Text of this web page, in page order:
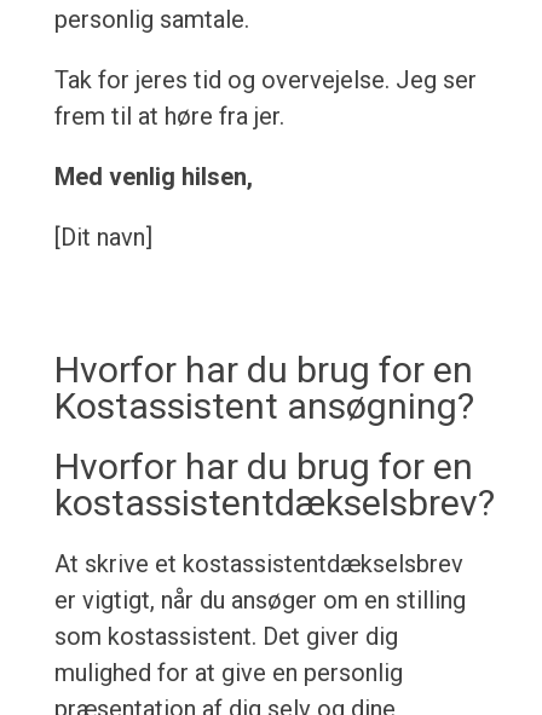
personlig samtale.
Tak for jeres tid og overvejelse. Jeg ser
frem til at høre fra jer.
Med venlig hilsen,
[Dit navn]
Hvorfor har du brug for en
Kostassistent ansøgning?
Hvorfor har du brug for en
kostassistentdækselsbrev?
At skrive et kostassistentdækselsbrev
er vigtigt, når du ansøger om en stilling
som kostassistent. Det giver dig
mulighed for at give en personlig
præsentation af dig selv og dine